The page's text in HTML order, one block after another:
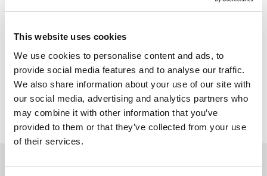
This website uses cookies
We use cookies to personalise content and ads, to
provide social media features and to analyse our traffic.
We also share information about your use of our site with
our social media, advertising and analytics partners who
may combine it with other information that you’ve
provided to them or that they’ve collected from your use
of their services.